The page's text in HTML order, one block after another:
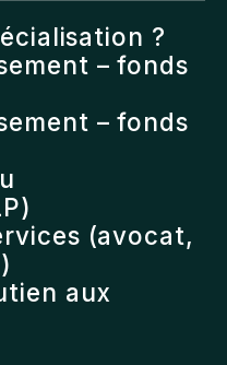
?
– fonds
– fonds
(avocat,
aux